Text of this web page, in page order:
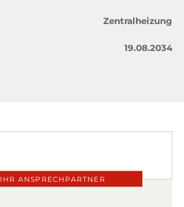
Zentralheizung
19.08.2034
IHR ANSPRECHPARTNER